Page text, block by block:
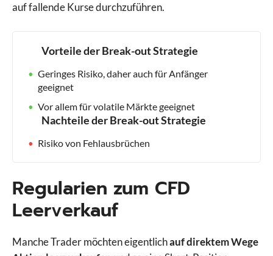
auf fallende Kurse durchzuführen.
Vorteile der Break-out Strategie
Geringes Risiko, daher auch für Anfänger
geeignet
Vor allem für volatile Märkte geeignet
Nachteile der Break-out Strategie
Risiko von Fehlausbrüchen
Regularien zum CFD
Leerverkauf
Manche Trader möchten eigentlichauf direktem Wege